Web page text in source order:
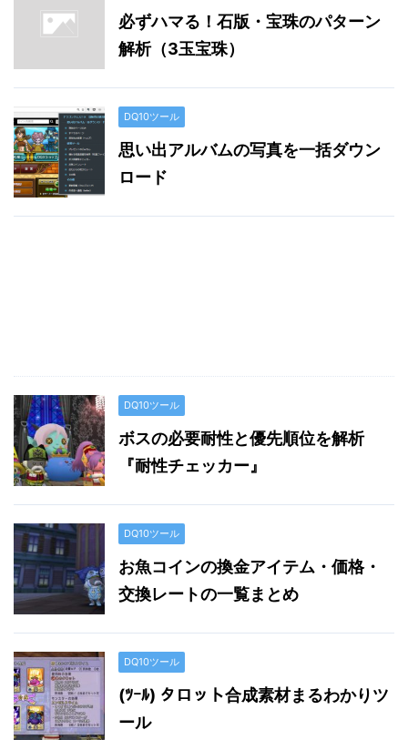
必ずハマる！石版・宝珠のパターン
解析（3玉宝珠）
DQ10ツール
思い出アルバムの写真を一括ダウン
ロード
DQ10ツール
ボスの必要耐性と優先順位を解析
『耐性チェッカー』
DQ10ツール
お魚コインの換金アイテム・価格・
交換レートの一覧まとめ
DQ10ツール
(ﾂｰﾙ) タロット合成素材まるわかりツ
ール